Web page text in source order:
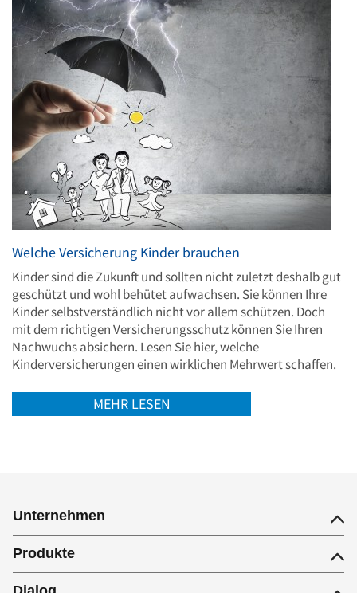
Welche Versicherung Kinder brauchen
Kinder sind die Zukunft und sollten nicht zuletzt deshalb gut
geschützt und wohl behütet aufwachsen. Sie können Ihre
Kinder selbstverständlich nicht vor allem schützen. Doch
mit dem richtigen Versicherungsschutz können Sie Ihren
Nachwuchs absichern. Lesen Sie hier, welche
Kinderversicherungen einen wirklichen Mehrwert schaffen.
MEHR LESEN
Unternehmen
Produkte